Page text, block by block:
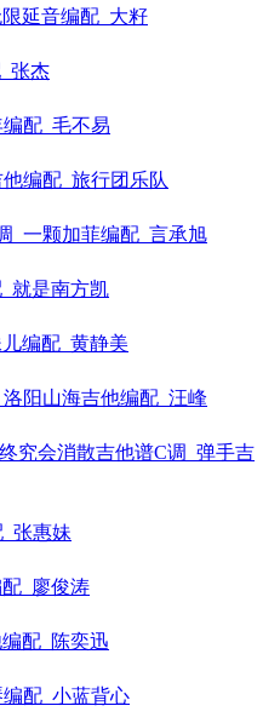
延音编配_大籽
张杰
配_毛不易
编配_旅行团乐队
_一颗加菲编配_言承旭
就是南方凯
编配_黄静美
阳山海吉他编配_汪峰
究会消散吉他谱C调_弹手吉
张惠妹
_廖俊涛
配_陈奕迅
配_小蓝背心